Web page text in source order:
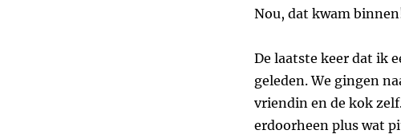
Nou, dat kwam
De laatste keer dat ik
geleden. We gingen
vriendin en de kok
erdoorheen plus wat